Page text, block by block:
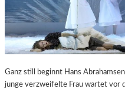
Ganz still beginnt Hans
junge verzweifelte Frau wartet vor